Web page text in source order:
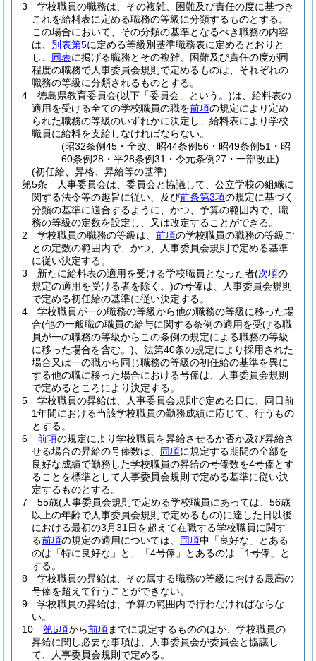
3
学校職員の職務は、その複雑、困難及び責任の度に基づき
これを給料表に定める職務の等級に分類するものとする。
この場合において、その分類の基準となるべき職務の内容
は、 別表第5に定める等級別基準職務表に定めるとおりと
し、 同表に掲げる職務とその複雑、困難及び責任の度が同
程度の職務で人事委員会規則で定めるものは、それぞれの
職務の等級に分類されるものとする。
4
徳島県教育委員会(以下「委員会」という。)は、給料表の
適用を受ける全ての学校職員の職を前項の規定により定め
られた職務の等級のいずれかに決定し、給料表により学校
職員に給料を支給しなければならない。
(昭32条例45・全改、昭44条例56・昭49条例51・昭
60条例28・平28条例31・令元条例27・一部改正)
(初任給、昇格、昇給等の基準)
第5条
人事委員会は、委員会と協議して、公立学校の組織に
関する法令等の趣旨に従い、及び前条第3項の規定に基づく
分類の基準に適合するように、かつ、予算の範囲内で、職
務の等級の定数を設定し、又は改定することができる。
2
学校職員の職務の等級は、 前項の学校職員の職務の等級ご
との定数の範囲内で、かつ、人事委員会規則で定める基準
に従い決定する。
3
新たに給料表の適用を受ける学校職員となった者(次項の
規定の適用を受ける者を除く。)の号俸は、人事委員会規則
で定める初任給の基準に従い決定する。
4
学校職員が一の職務の等級から他の職務の等級に移った場
合(他の一般職の職員の給与に関する条例の適用を受ける職
員が一の職務の等級からこの条例の規定による職務の等級
に移った場合を含む。) 、法第40条の規定により採用された
場合又は一の職から同じ職務の等級の初任給の基準を異に
する他の職に移った場合における号俸は、人事委員会規則
で定めるところにより決定する。
5
学校職員の昇給は、人事委員会規則で定める日に、同日前
1年間における当該学校職員の勤務成績に応じて、行うもの
とする。
6
前項の規定により学校職員を昇給させるか否か及び昇給さ
せる場合の昇給の号俸数は、 同項に規定する期間の全部を
良好な成績で勤務した学校職員の昇給の号俸数を4号俸とす
ることを標準として人事委員会規則で定める基準に従い決
定するものとする。
7
55歳(人事委員会規則で定める学校職員にあっては、56歳
以上の年齢で人事委員会規則で定めるもの)に達した日以後
における最初の3月31日を超えて在職する学校職員に関す
る前項の規定の適用については、 同項中「良好な」とある
のは「特に良好な」と、「4号俸」とあるのは「1号俸」と
する。
8
学校職員の昇給は、その属する職務の等級における最高の
号俸を超えて行うことができない。
9
学校職員の昇給は、予算の範囲内で行わなければならな
い。
10
第5項から前項までに規定するもののほか、学校職員の
昇給に関し必要な事項は、人事委員会が委員会と協議し
て、人事委員会規則で定める。